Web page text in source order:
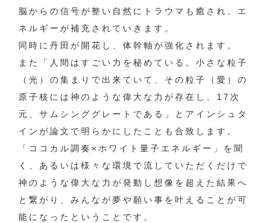
脳からの信号が整い自然にトラウマも癒され、エ
ネルギーが補充されていきます。
同時に丹田が開花し、体幹軸が強化されます。
また「人間はすごい力を秘めている。小さな粒子
（光）の集まりで出来ていて、その粒子（愛）の
原子核には神のような偉大な力が存在し、17次
元、サムシンググレートである」とアインシュタ
インが論文で明らかにしたことも合致します。
「ココカル調奏×ホワイト量子エネルギー」を聞
く、あるいは様々な環境で流していただくだけで
神のような偉大な力が発動し想像を超えた結果へ
と繋がり、みんなが夢や願い事を叶えることが可
能になったということです。